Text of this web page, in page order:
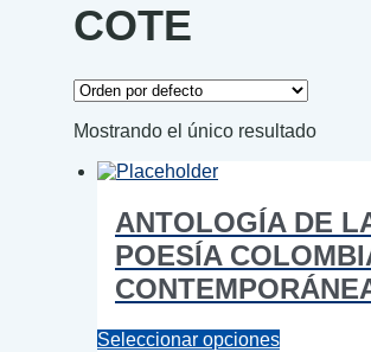
COTE
Mostrando el único resultado
ANTOLOGÍA DE
POESÍA
Seleccionar opcionesEste